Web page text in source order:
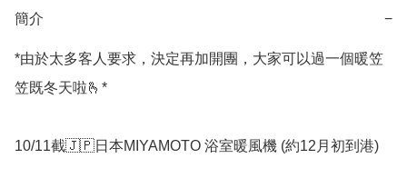
簡介 −
*由於太多客人要求，決定再加開團，大家可以過一個暖笠
笠既冬天啦🫰*
10/11截🇯🇵日本MIYAMOTO 浴室暖風機 (約12月初到港)